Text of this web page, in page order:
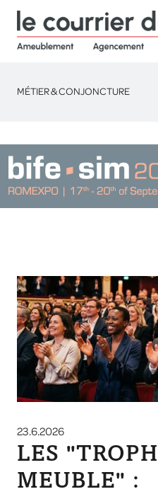
MÉTIER & CONJONCTURE
23.6.2026
LES
MEUBLE" :